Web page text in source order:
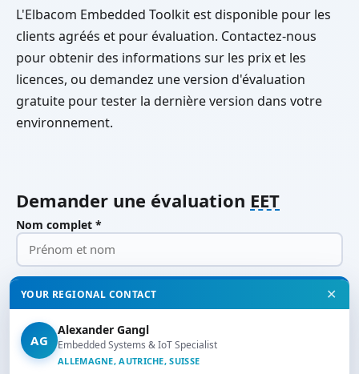
L'Elbacom Embedded Toolkit est disponible pour les
clients agréés et pour évaluation. Contactez-nous
pour obtenir des informations sur les prix et les
licences, ou demandez une version d'évaluation
gratuite pour tester la dernière version dans votre
environnement.
Demander une évaluation EET
Nom complet *
E-Mail *
YOUR REGIONAL CONTACT ✕
AG
Alexander Gangl
Embedded Systems & IoT Specialist
ALLEMAGNE, AUTRICHE, SUISSE